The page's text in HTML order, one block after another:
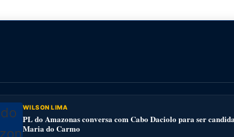
WILSON LIMA
PL do Amazonas conversa com Cabo Daciolo para ser
Maria do Carmo